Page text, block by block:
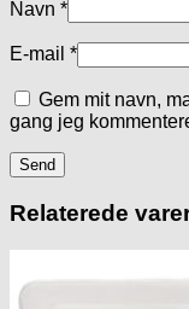
Navn *
E-mail *
Gem mit navn,
gang jeg
Relaterede